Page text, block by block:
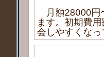
月額28000円
ます。初期費
会しやすくなっ